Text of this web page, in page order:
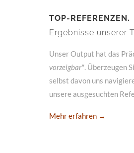
TOP-REFERENZEN.
Ergebnisse unserer
Unser Output hat das
vorzeigbar". Überzeugen
selbst davon uns
unsere ausgesuchten
Mehr erfahren →